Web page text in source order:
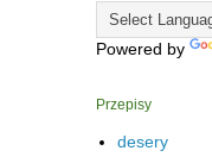
Powered by
Przepisy
desery